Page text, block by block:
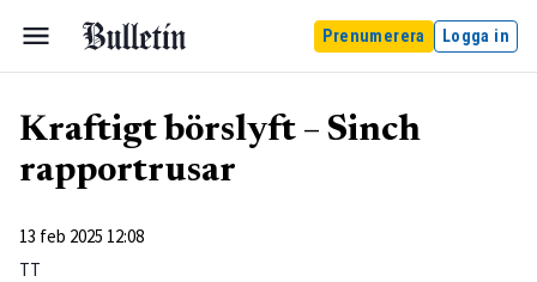
Prenumerera Logga in
Kraftigt börslyft – Sinch
rapportrusar
13 feb 2025 12:08
TT